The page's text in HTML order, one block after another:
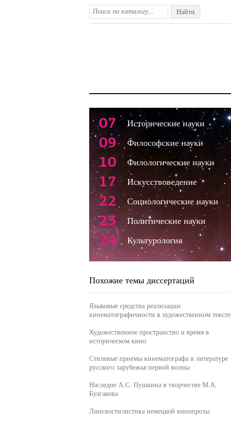
Найти
07 Исторические науки
09 Философские науки
10 Филологические науки
17 Искусствоведение
22 Социологические науки
23 Политические науки
24 Культурология
Похожие темы диссертаций
Языковые средства реализации
кинематографичности в художественном тексте
Художественное пространство и время в
историческом кино
Стилевые приемы кинематографа в литературе
русского зарубежья первой волны
Наследие А.С. Пушкина в творчестве М.А.
Булгакова
Лингвостилистика немецкой кинопрозы